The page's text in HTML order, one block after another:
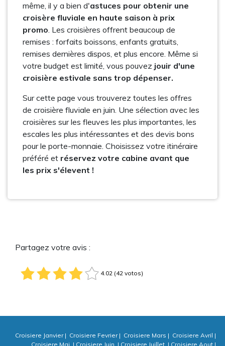
même, il y a bien d'astuces pour obtenir une
croisère fluviale en haute saison à prix
promo. Les croisières offrent beaucoup de
remises : forfaits boissons, enfants gratuits,
remises dernières dispos, et plus encore. Même si
votre budget est limité, vous pouvez jouir d'une
croisière estivale sans trop dépenser.
Sur cette page vous trouverez toutes les offres
de croisière fluviale en juin. Une sélection avec les
croisières sur les fleuves les plus importantes, les
escales les plus intéressantes et des devis bons
pour le porte-monnaie. Choisissez votre itinéraire
préféré et réservez votre cabine avant que
les prix s'élevent !
Partagez votre avis :
4.02 (42 votos)
Croisiere Janvier| Croisiere Fevrier| Croisiere Mars | Croisiere Avril |
Croisiere Mai | Croisiere Juin | Croisiere Juillet | Croisiere Aout |